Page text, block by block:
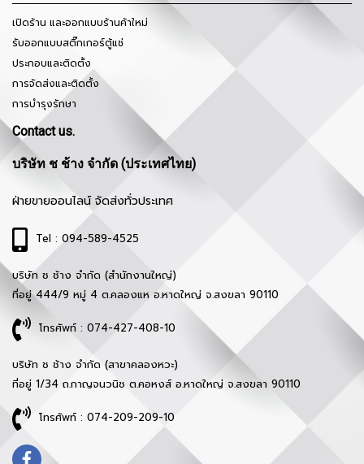
เปิดร้าน และออกแบบร้านค้าใหม่
รับออกแบบสติ๊กเกอร์ตู้แช่
ประกอบและติดตั้ง
การจัดส่งและติดตั้ง
การบำรุงรักษา
Contact us.
บริษัท ช ช้าง จำกัด (ประเทศไทย)
ฝ่ายขายออนไลน์ จัดส่งทั่วประเทศ
Tel : 094-589-4525
บริษัท ช ช้าง จำกัด (สำนักงานใหญ่)
ที่อยู่ 444/9 หมู่ 4 ต.คลองแห อ.หาดใหญ่ จ.สงขลา 90110
โทรศัพท์ : 074-427-408-10
บริษัท ช ช้าง จำกัด (สาขาคลองหวะ)
ที่อยู่ 1/34 ถ.กาญจนวนิช ต.คอหงส์ อ.หาดใหญ่ จ.สงขลา 90110
โทรศัพท์ : 074-209-209-10